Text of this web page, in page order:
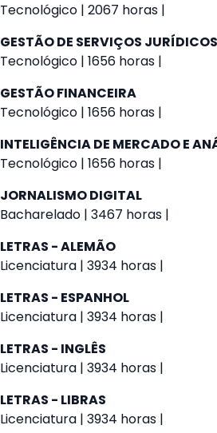
Tecnológico | 2067 horas |
GESTÃO DE SERVIÇOS JURÍDICOS
Tecnológico | 1656 horas |
GESTÃO FINANCEIRA
Tecnológico | 1656 horas |
INTELIGÊNCIA DE MERCADO E
Tecnológico | 1656 horas |
JORNALISMO DIGITAL
Bacharelado | 3467 horas |
LETRAS - ALEMÃO
Licenciatura | 3934 horas |
LETRAS - ESPANHOL
Licenciatura | 3934 horas |
LETRAS - INGLÊS
Licenciatura | 3934 horas |
LETRAS - LIBRAS
Licenciatura | 3934 horas |